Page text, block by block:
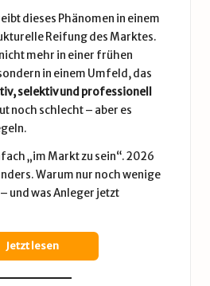
dieses Phänomen in einem
Reifung des Marktes.
mehr in einer frühen
in einem Umfeld, das
selektiv und professionell
noch schlecht – aber es
„im Markt zu sein“. 2026
Warum nur noch wenige
und was Anleger jetzt
Jetzt lesen